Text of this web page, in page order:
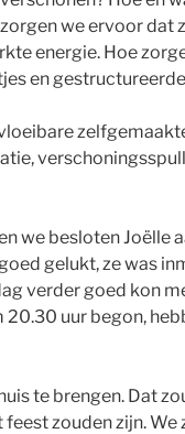
zorgen we ervoor dat
energie. Hoe
en
we besloten Joëlle
gelukt, ze was
verder goed kon
uur begon,
te brengen. Dat
zouden zijn.